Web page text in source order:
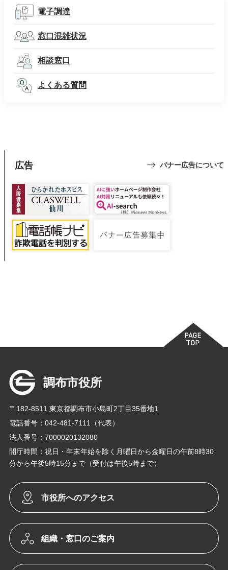
電子調達
窓口混雑状況
相談窓口
よくある質問
広告 バナー広告について
調布市役所
〒182-8511 東京都調布市小島町2丁目35番地1
電話番号：042-481-7111（代表）
法人番号：7000020132080
開庁時間：祝日・年末年始を除く月曜日から金曜日の午前8時30
分から午後5時15分まで（受付は午後5時まで）
市役所へのアクセス
組織・窓口のご案内